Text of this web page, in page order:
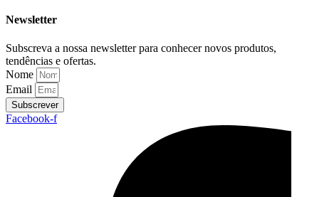
Newsletter
Subscreva a nossa newsletter para conhecer novos produtos,
tendências e ofertas.
Nome
Email
Subscrever
Facebook-f